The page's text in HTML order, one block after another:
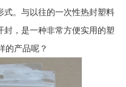
式。与以往的一次性热封塑料
，是一种非常方便实用的塑
的产品呢？